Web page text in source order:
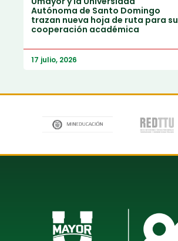
Autónoma de Santo Domingo
trazan nueva hoja de ruta para su
cooperación académica
17 julio, 2026